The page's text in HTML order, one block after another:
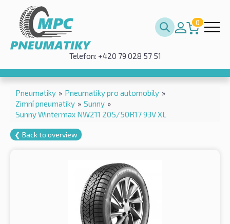
0
Telefon: +420 79 028 57 51
Pneumatiky » Pneumatiky pro automobily »
Zimní pneumatiky » Sunny »
Sunny Wintermax NW211 205/50R17 93V XL
❮ Back to overview